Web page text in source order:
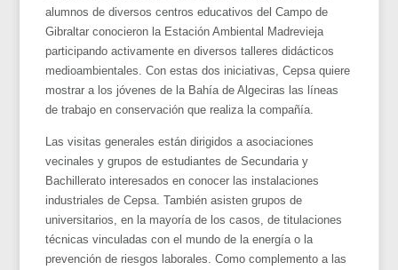
alumnos de diversos centros educativos del Campo de
Gibraltar conocieron la Estación Ambiental Madrevieja
participando activamente en diversos talleres didácticos
medioambientales. Con estas dos iniciativas, Cepsa quiere
mostrar a los jóvenes de la Bahía de Algeciras las líneas
de trabajo en conservación que realiza la compañía.
Las visitas generales están dirigidos a asociaciones
vecinales y grupos de estudiantes de Secundaria y
Bachillerato interesados en conocer las instalaciones
industriales de Cepsa. También asisten grupos de
universitarios, en la mayoría de los casos, de titulaciones
técnicas vinculadas con el mundo de la energía o la
prevención de riesgos laborales. Como complemento a las